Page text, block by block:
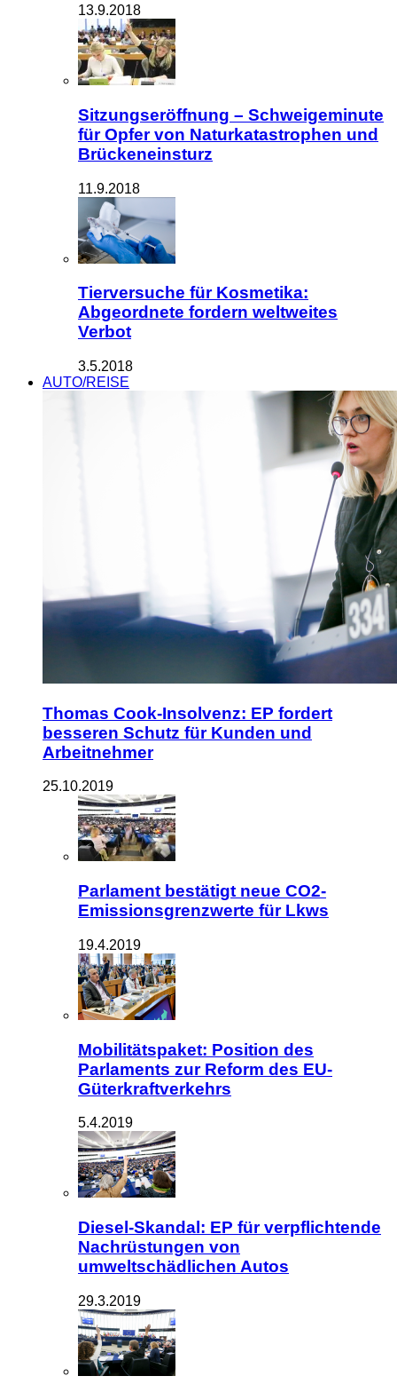
13.9.2018
Sitzungseröffnung – Schweigeminute
für Opfer von Naturkatastrophen und
Brückeneinsturz
11.9.2018
Tierversuche für Kosmetika:
Abgeordnete fordern weltweites
Verbot
3.5.2018
AUTO/REISE
Thomas Cook-Insolvenz: EP fordert
besseren Schutz für Kunden und
Arbeitnehmer
25.10.2019
Parlament bestätigt neue CO2-
Emissionsgrenzwerte für Lkws
19.4.2019
Mobilitätspaket: Position des
Parlaments zur Reform des EU-
Güterkraftverkehrs
5.4.2019
Diesel-Skandal: EP für verpflichtende
Nachrüstungen von
umweltschädlichen Autos
29.3.2019